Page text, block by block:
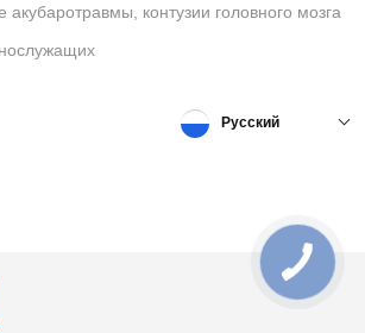
акубаротравмы, контузии головного мозга
Русский